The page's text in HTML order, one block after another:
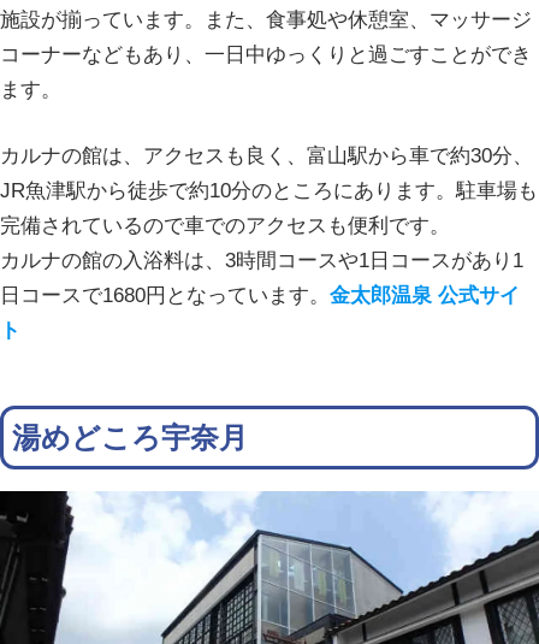
施設が揃っています。また、食事処や休憩室、マッサージ
コーナーなどもあり、一日中ゆっくりと過ごすことができ
ます。
カルナの館は、アクセスも良く、富山駅から車で約30分、
JR魚津駅から徒歩で約10分のところにあります。駐車場も
完備されているので車でのアクセスも便利です。
カルナの館の入浴料は、3時間コースや1日コースがあり1
日コースで1680円となっています。 金太郎温泉 公式サイ
ト
湯めどころ宇奈月